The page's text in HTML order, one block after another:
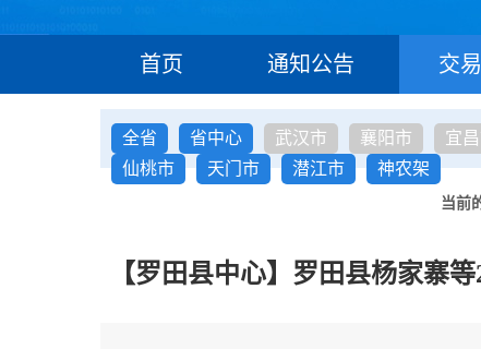
首页 通知公告 交
全省
省中心 武汉市 襄阳市 宜
仙桃市
天门市 潜江市 神农架
当前
【罗田县中心】罗田县杨家寨